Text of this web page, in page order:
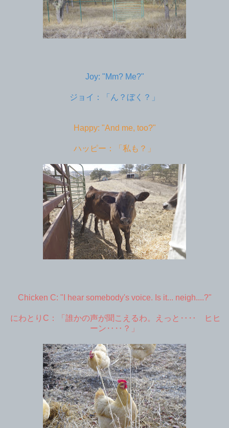
Joy: "Mm? Me?"
ジョイ：「ん？ぼく？」
Happy: "And me, too?"
ハッピー：「私も？」
Chicken C: "I hear somebody's voice. Is it... neigh....?"
にわとりC：「誰かの声が聞こえるわ。えっと‥‥ ヒヒ
ーン‥‥？」